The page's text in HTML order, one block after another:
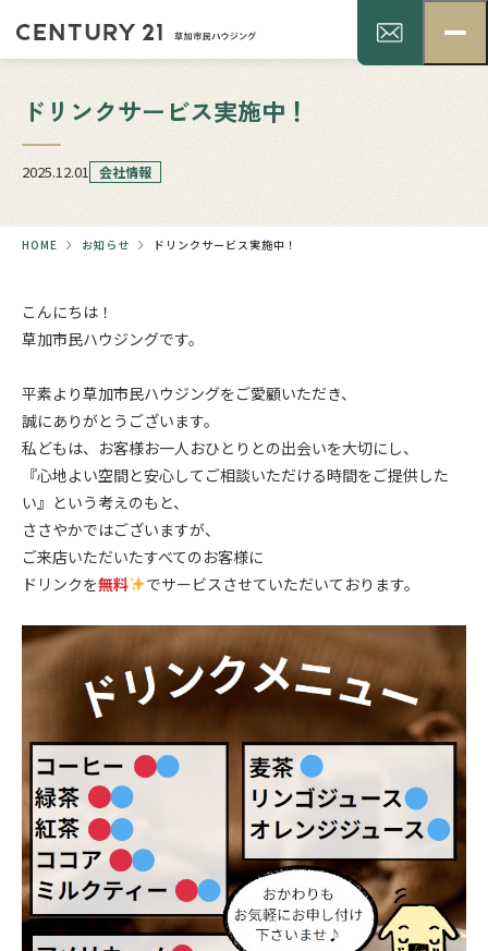
ドリンクサービス実施中！
2025.12.01 会社情報
HOME お知らせ ドリンクサービス実施中！
こんにちは！
草加市民ハウジングです。
平素より草加市民ハウジングをご愛顧いただき、
誠にありがとうございます。
私どもは、お客様お一人おひとりとの出会いを大切にし、
『心地よい空間と安心してご相談いただける時間をご提供した
い』という考えのもと、
ささやかではございますが、
ご来店いただいたすべてのお客様に
ドリンクを無料
でサービスさせていただいております。